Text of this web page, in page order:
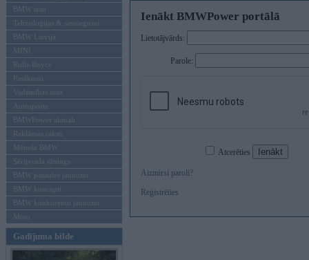
BMW testi
Tehnoloģijas & sasniegumi
BMW Latvijā
MINI
Rolls-Royce
Pasākumi
Vadāmības tests
Autosports
BMWPower aktuāli
Reklāmas raksti
Mēneša BMW
Sērijveida tūnings
BMW pasaules jaunumi
BMW koncepti
BMW konkurentu jaunumi
Moto
Gadījuma bilde
Ienākt BMWPower portālā
Lietotājvārds:
Parole:
Atcerēties
Aizmirsi paroli?
Reģistrēties